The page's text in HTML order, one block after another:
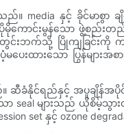
ည်။ media နှင့် ခိုင်မာ
ောင်းမွန်သော ဖွဲ့စည်း
တွင်းဘက်သို့ ပြိုကျခြင်း
သော ပြွန်များအစား
ဆီခံနိုင်ရည်နှင့် အပူချိန်
များသည် ယိုစိမ့်သွာ
set နှင့် ozone